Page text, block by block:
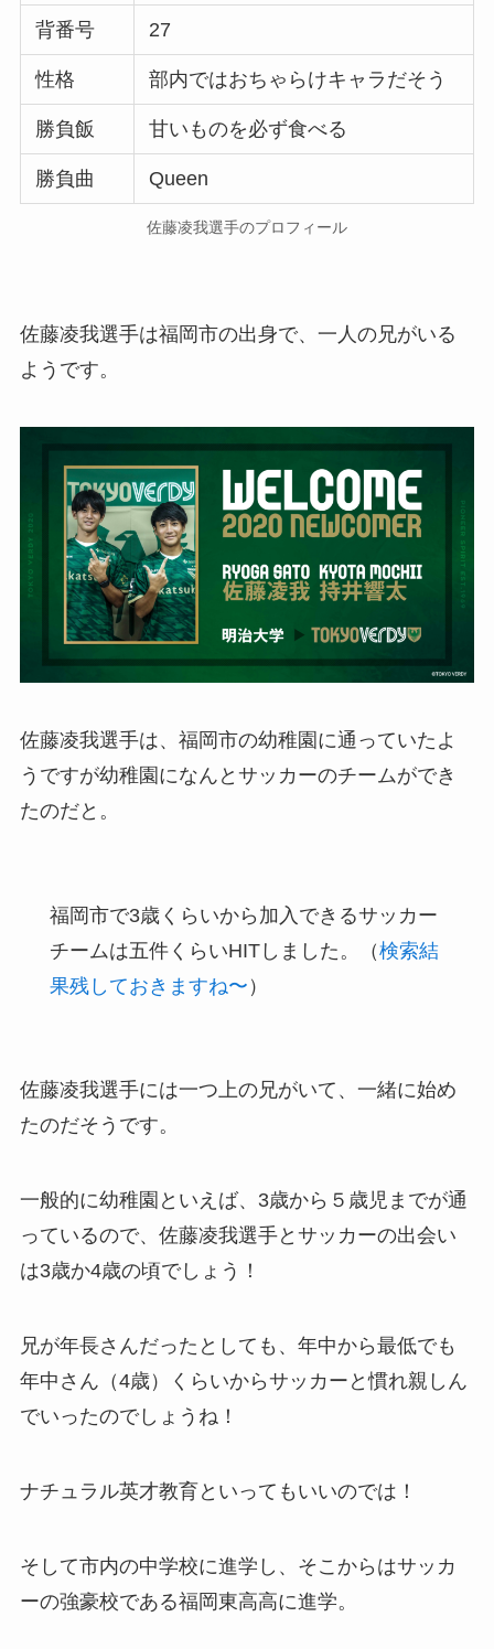
背番号 27
性格 部内ではおちゃらけキャラだそう
勝負飯 甘いものを必ず食べる
勝負曲 Queen
佐藤凌我選手のプロフィール
佐藤凌我選手は福岡市の出身で、一人の兄がいる
ようです。
佐藤凌我選手は、福岡市の幼稚園に通っていたよ
うですが幼稚園になんとサッカーのチームができ
たのだと。
福岡市で3歳くらいから加入できるサッカー
チームは五件くらいHITしました。（検索結
果残しておきますね〜 ）
佐藤凌我選手には一つ上の兄がいて、一緒に始め
たのだそうです。
一般的に幼稚園といえば、3歳から５歳児までが通
っているので、佐藤凌我選手とサッカーの出会い
は3歳か4歳の頃でしょう！
兄が年長さんだったとしても、年中から最低でも
年中さん（4歳）くらいからサッカーと慣れ親しん
でいったのでしょうね！
ナチュラル英才教育といってもいいのでは！
そして市内の中学校に進学し、そこからはサッカ
ーの強豪校である福岡東高高に進学。